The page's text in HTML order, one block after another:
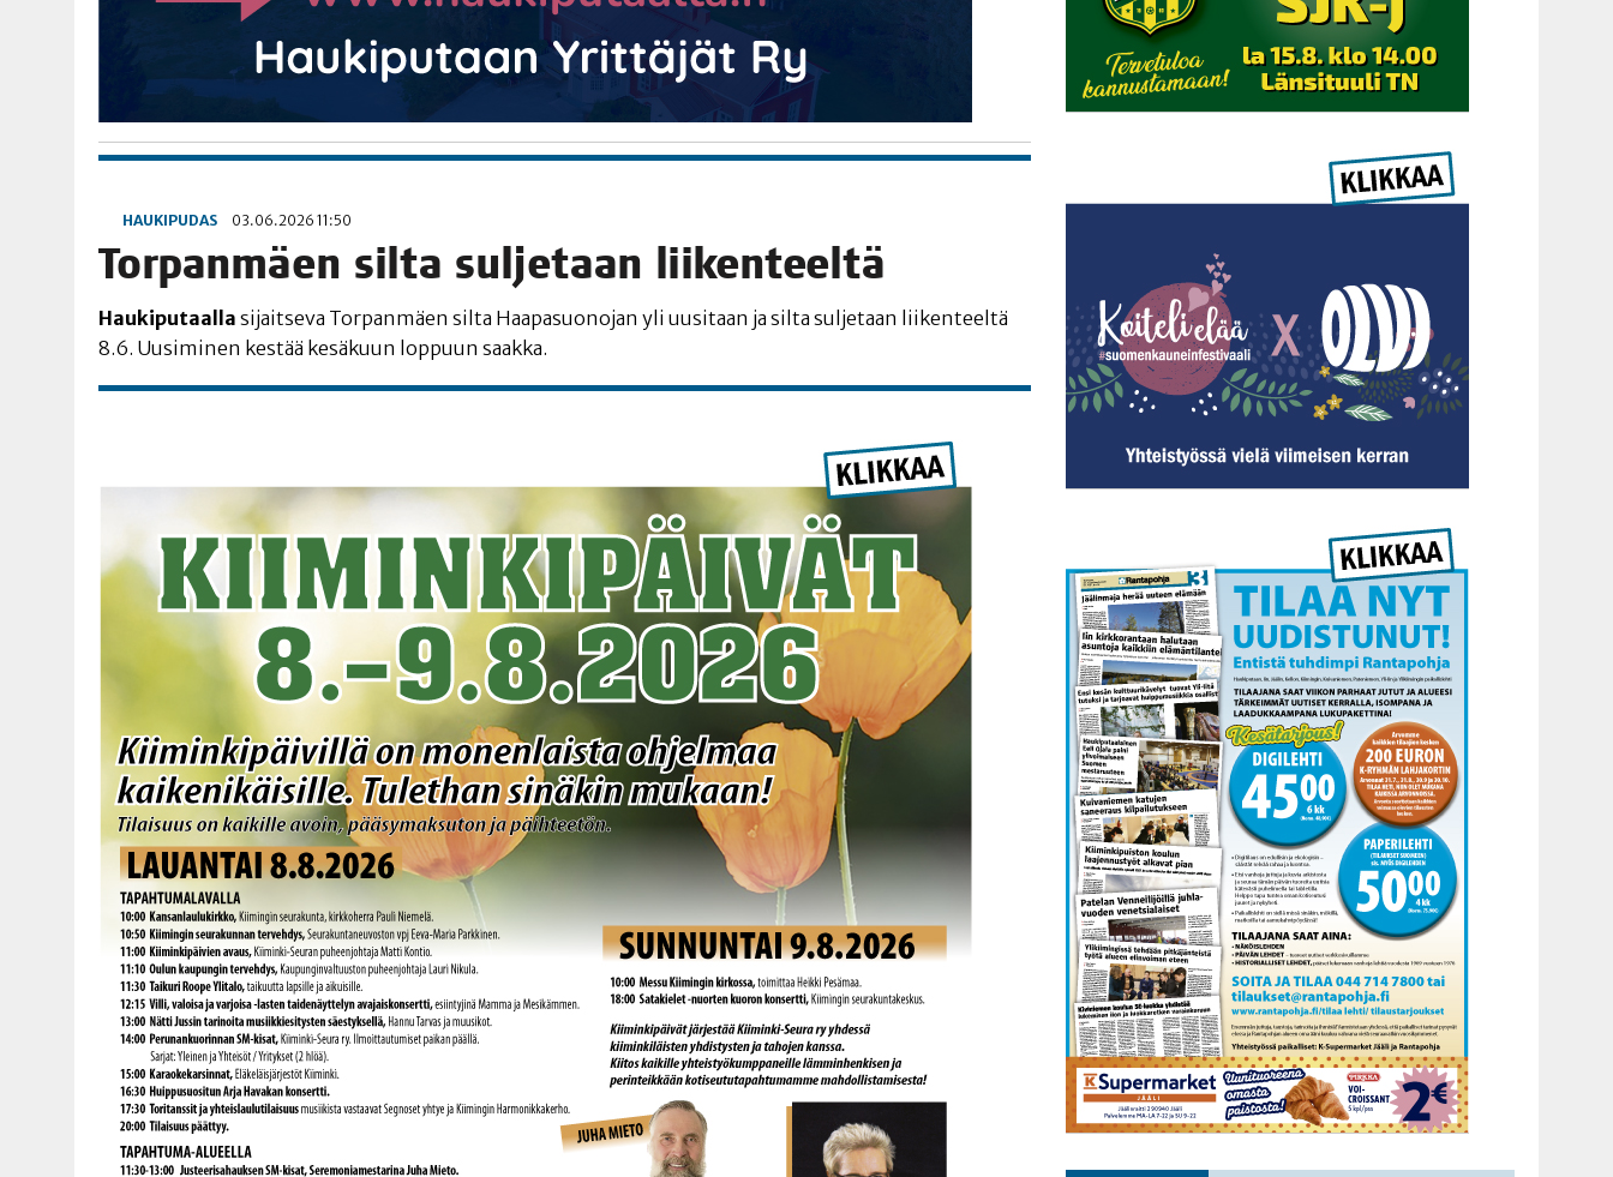
HAUKIPUDAS 03.06.2026 11:50
Tor­pan­mäen sil­ta sul­je­taan liikenteeltä
Hau­ki­pu­taal­la sijait­se­va Tor­pan­mäen sil­ta Haa­pa­suo­no­jan yli uusi­taan ja sil­ta sul­je­taan lii­ken­teel­tä
8.6. Uusi­mi­nen kes­tää kesä­kuun lop­puun saakka.